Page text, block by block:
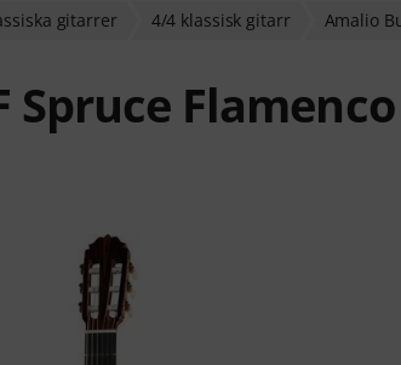
gitarrer 4/4 klassisk gitarr Amalio